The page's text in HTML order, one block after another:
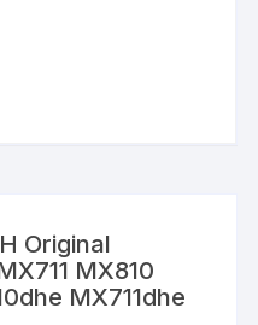
Original
MX810
MX711dhe